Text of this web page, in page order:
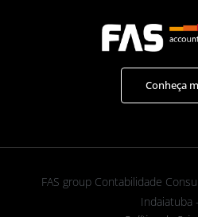
Conheça
FAS group Contabilidade
Indaiatuba